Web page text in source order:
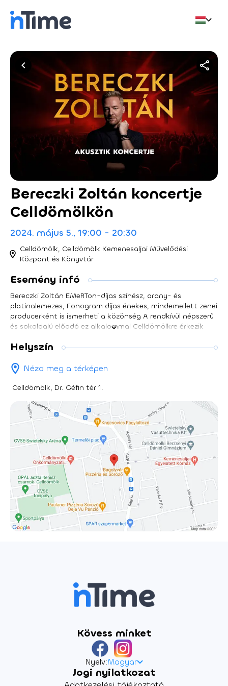
Bereczki Zoltán koncertje
Celldömölkön
2024. május 5., 19:00 - 20:30
Celldömölk, Celldömölk Kemenesaljai Művelődési
Központ és Könyvtár
Esemény infó
Bereczki Zoltán EMeRTon-díjas színész, arany- és
platinalemezes, Fonogram díjas énekes, mindemellett zenei
producerként is ismerheti a közönség A rendkívül népszerű
és sokoldalú előadó ez alkalommal Celldömölkre érkezik
Helyszín
Nézd meg a térképen
Celldömölk, Dr. Géfin tér 1.
Kövess minket
Nyelv:Magyar
Jogi nyilatkozat